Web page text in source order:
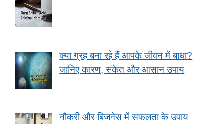
क्या ग्रह बना रहे हैं आपके जीवन में बाधा?
जानिए कारण, संकेत और आसान उपाय
नौकरी और बिजनेस में सफलता के उपाय